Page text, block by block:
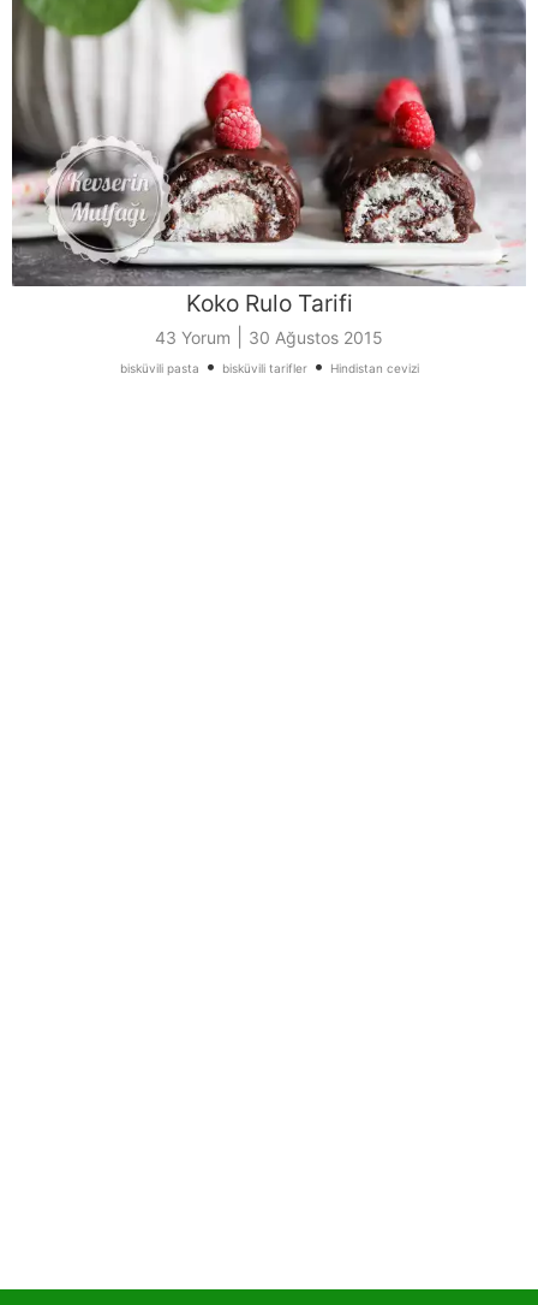
Koko Rulo Tarifi
43 Yorum 30 Ağustos 2015
bisküvili pasta • bisküvili tarifler• Hindistan cevizi